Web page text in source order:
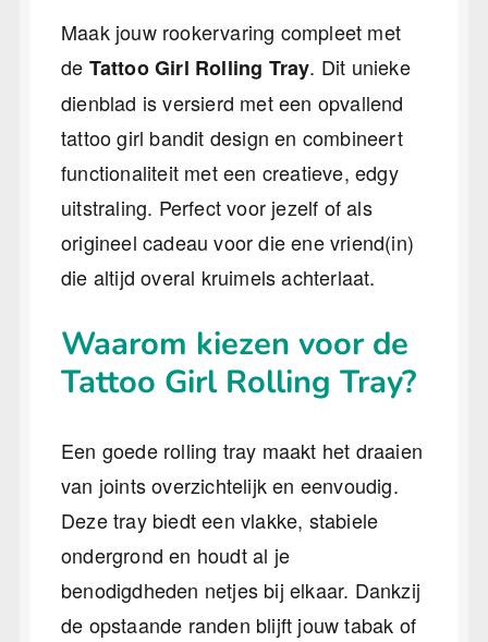
Maak jouw rookervaring compleet met
de Tattoo Girl Rolling Tray. Dit unieke
dienblad is versierd met een opvallend
tattoo girl bandit design en combineert
functionaliteit met een creatieve, edgy
uitstraling. Perfect voor jezelf of als
origineel cadeau voor die ene vriend(in)
die altijd overal kruimels achterlaat.
Waarom kiezen voor de
Tattoo Girl Rolling Tray?
Een goede rolling tray maakt het draaien
van joints overzichtelijk en eenvoudig.
Deze tray biedt een vlakke, stabiele
ondergrond en houdt al je
benodigdheden netjes bij elkaar. Dankzij
de opstaande randen blijft jouw tabak of